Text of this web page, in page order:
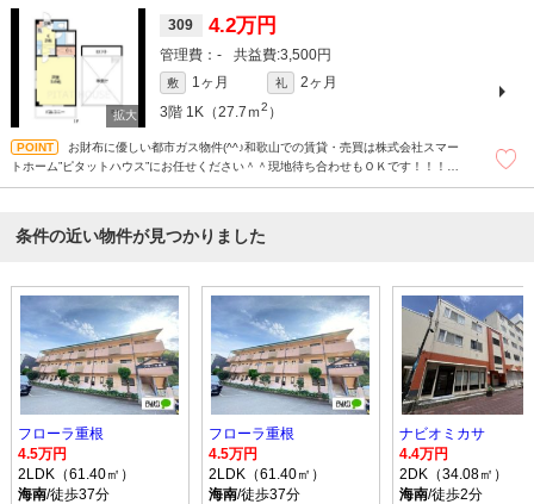
309 4.2万円
- 3,500円
敷 1ヶ月 礼
2ヶ月
3階 1K（27.7ｍ2 ）
お財布に優しい都市ガス物件(^^♪和歌山での賃貸・売買は株式会社スマー
トホーム”ピタットハウス”にお任せください＾＾現地待ち合わせもＯＫです！！！ま
条件の近い物件が見つかりました
フローラ重根
4.5万円
2LDK（61.40㎡）
海南/徒歩37分
フローラ重根
4.5万円
2LDK（61.40㎡）
海南/徒歩37分
ナビオミカサ
4.4万円
2DK（34.08㎡）
海南/徒歩2分